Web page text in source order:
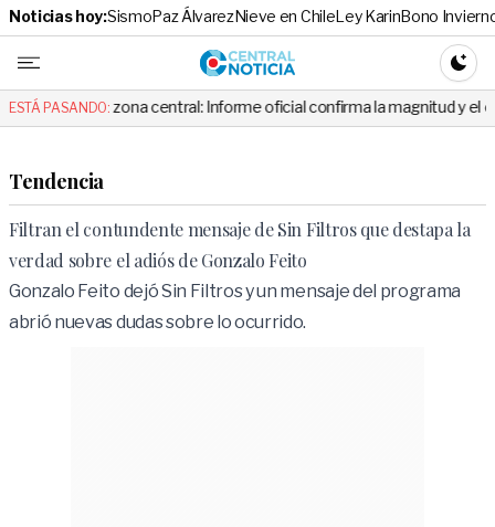
Noticias hoy:SismoPaz ÁlvarezNieve en ChileLey KarinBono
Central
ESTÁ PASANDO:
zona central: Informe oficial confirma la magnitud y el origen del
Tendencia
Filtran el contundente mensaje de Sin Filtros que destapa la
verdad sobre el adiós de Gonzalo Feito
Gonzalo Feito dejó Sin Filtros y un mensaje del programa
abrió nuevas dudas sobre lo ocurrido.